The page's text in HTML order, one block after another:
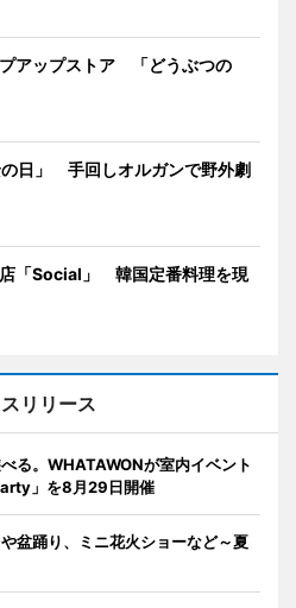
アップストア 「どうぶつの
日」 手回しオルガンで野外劇
「Social」 韓国定番料理を現
リリース
る。WHATAWONが室内イベント
」を8月29日開催
盆踊り、ミニ花火ショーなど～夏